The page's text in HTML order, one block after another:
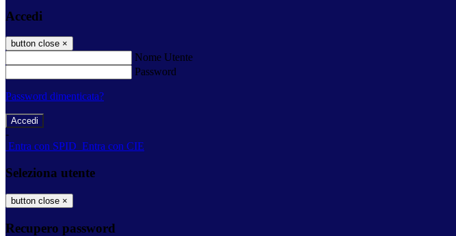
Accedi
button close ×
Nome Utente
Password
Password dimenticata?
-
Entra con SPID Entra con CIE
Seleziona utente
button close ×
Recupero password